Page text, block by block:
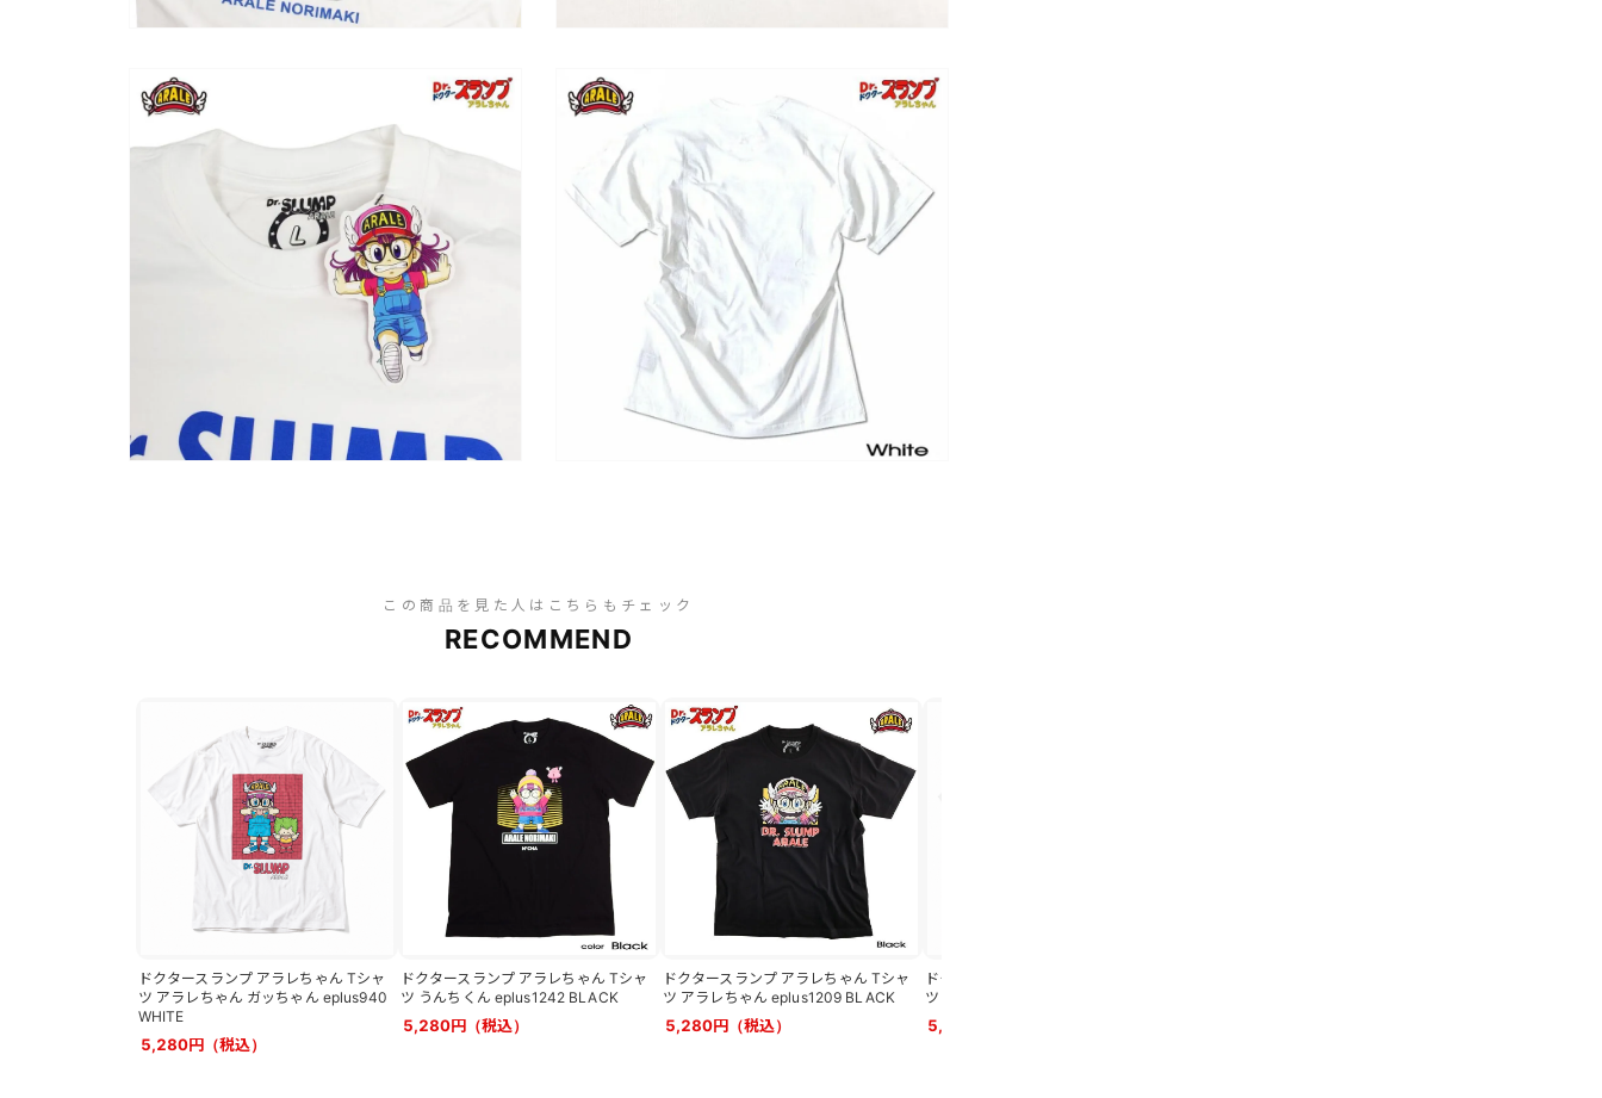
この商品を見た人はこちらもチェック
RECOMMEND
ドクタースランプ アラレちゃん Tシャ
ツ アラレちゃん ガッちゃん eplus940
WHITE
5,280円（税込）
ドクタースランプ アラレちゃん Tシャ
ツ うんちくん eplus1242 BLACK
5,280円（税込）
ドクタースランプ アラレちゃん Tシャ
ツ アラレちゃん eplus1209 BLACK
5,280円（税込）
ドクタースランプ アラレちゃん Tシャ
ツ アラレちゃん eplus944 WHITE
5,280円（税込）